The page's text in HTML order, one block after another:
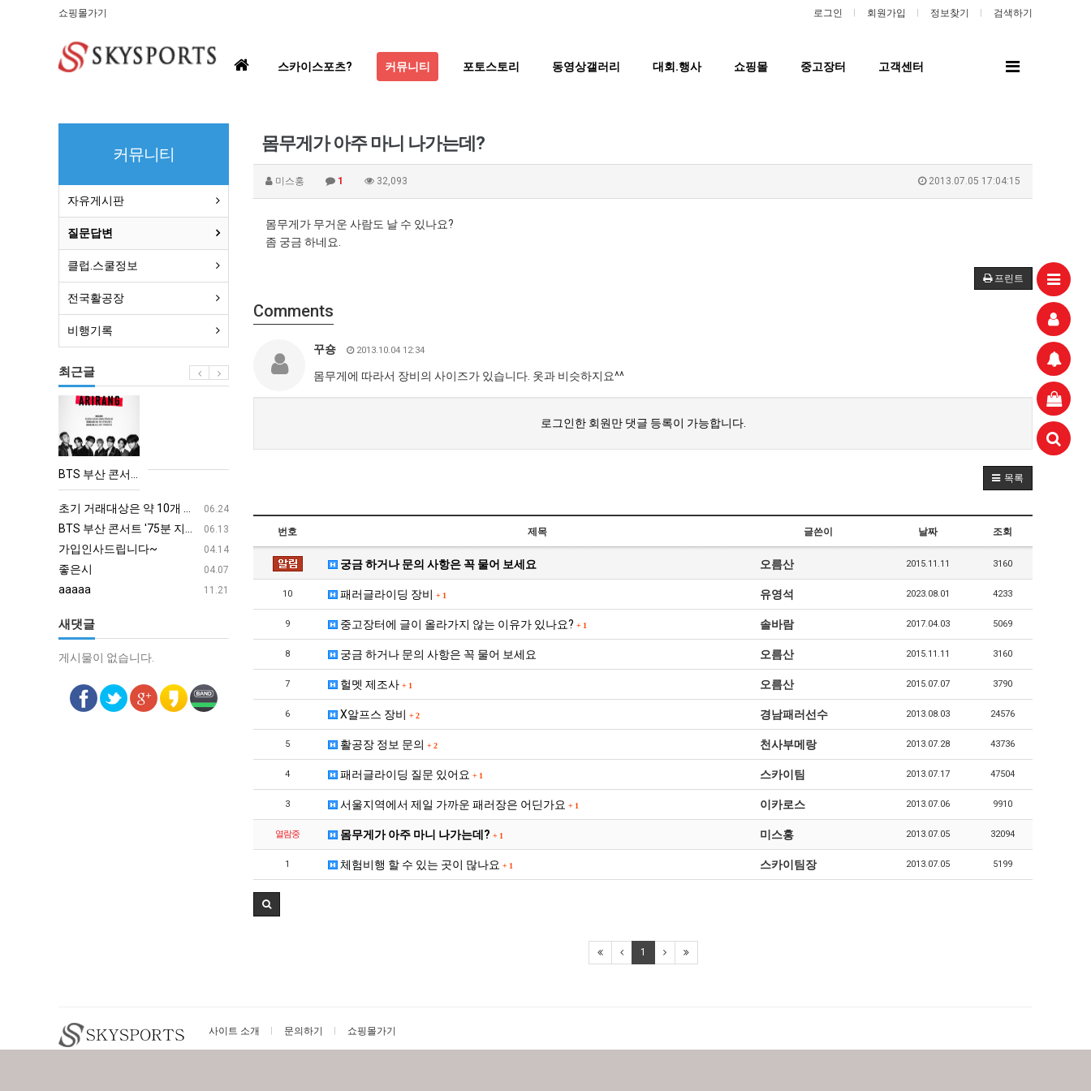
쇼핑몰가기 로그인 회원가입 정보찾기 검색하기
홈
스카이스포츠? 커뮤니티 포토스토리 동영상갤러리 대회.행사 쇼핑몰 중고장터 고객센터
전
몸무게가 아주 마니 나가는데?
미스홍 1 32,093 2013.07.05 17:04:15
몸무게가 무거운 사람도 날 수 있나요?
좀 궁금 하네요.
프린트
Comments
꾸숑 2013.10.04 12:34
몸무게에 따라서 장비의 사이즈가 있습니다. 옷과 비슷하지요^^
로그인한 회원만 댓글 등록이 가능합니다.
목록
번호 제목 글쓴이 날짜 조회
궁금 하거나 문의 사항은 꼭 물어 보세요 오름산 2015.11.11 3160
10 패러글라이딩 장비 + 1 유영석 2023.08.01 4233
9 중고장터에 글이 올라가지 않는 이유가 있나요? + 1 솔바람 2017.04.03 5069
8 궁금 하거나 문의 사항은 꼭 물어 보세요 오름산 2015.11.11 3160
7 헐멧 제조사 + 1 오름산 2015.07.07 3790
6 X알프스 장비 + 2 경남패러선수 2013.08.03 24576
5 활공장 정보 문의 + 2 천사부메랑 2013.07.28 43736
4 패러글라이딩 질문 있어요 + 1 스카이팀 2013.07.17 47504
3 서울지역에서 제일 가까운 패러장은 어딘가요 + 1 이카로스 2013.07.06 9910
열람중 몸무게가 아주 마니 나가는데? + 1 미스홍 2013.07.05 32094
1 체험비행 할 수 있는 곳이 많나요 + 1 스카이팀장 2013.07.05 5199
1
커뮤니티
자유게시판
질문답변
클럽.스쿨정보
전국활공장
비행기록
최근글
BTS
산
트
'75
분
지
연'
토…
"큰
BTS 부산 콘서트 '75분 지연' 성토…하이브 "큰 실망·불편" 사과
06.24
초기 거래대상은 약 10개 종목으로 시작해 최대 100개까지 확대할 방침이다. 구체적인 거래 대상 ETF는 아직 확정되지 않았지만, 시장 대표성이나 거래량을 고려해 선정할 계획이다.
06.13
BTS 부산 콘서트 '75분 지연' 성토…하이브 "큰 실망·불편" 사과
04.14
가입인사드립니다~
04.07
좋은시
11.21
aaaaa
09.17
혹시 오프라인 모임이 있나요?
08.20
회원가입 인사드립니다.
부
분
성
이
실
불
과
04.14
가입인사드립니다~
04.07
11.21
aaaaa
09.17
혹시 오프라인 모임이 있나요?
회원가입 인사드립니다.
새댓글
게시물이 없습니다. 게시물이 없습니다. 게시물이 없습니다.
사이트 소개 문의하기 쇼핑몰가기